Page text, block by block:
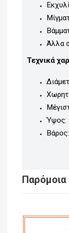
Άλλα
Τεχνικά
Ύψος: